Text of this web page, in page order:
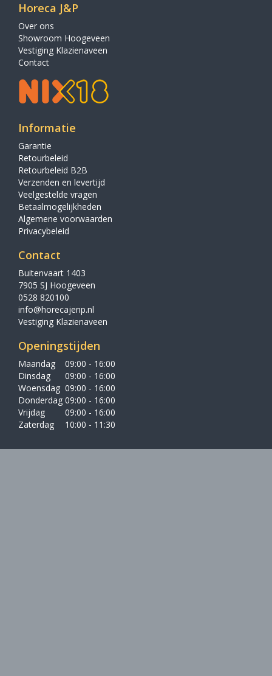
Horeca J&P
Over ons
Showroom Hoogeveen
Vestiging Klazienaveen
Contact
Informatie
Garantie
Retourbeleid
Retourbeleid B2B
Verzenden en levertijd
Veelgestelde vragen
Betaalmogelijkheden
Algemene voorwaarden
Privacybeleid
Contact
Buitenvaart 1403
7905 SJ Hoogeveen
0528 820100
info@horecajenp.nl
Vestiging Klazienaveen
Openingstijden
Maandag
09:00 - 16:00
Dinsdag
09:00 - 16:00
Woensdag 09:00 - 16:00
Donderdag 09:00 - 16:00
Vrijdag
09:00 - 16:00
Zaterdag
10:00 - 11:30